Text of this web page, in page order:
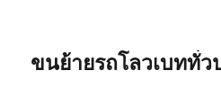
ขนย้ายรถโลวเบททั่ว